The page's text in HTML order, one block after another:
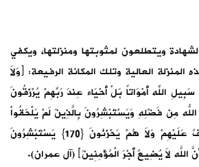
ويتطلعون لمثوبتها ومنزلتها، ويكفي
المنزلة العالية وتلك المكانة الرفيعة: ﴿وَلاَ
اللّهِ أَمْوَاتاً بَلْ أَحْيَاء عِندَ رَبِّهِمْ يُرْزَقُونَ
اللّهُ مِن فَضْلِهِ وَيَسْتَبْشِرُونَ بِالَّذِينَ لَمْ يَلْحَقُواْ
بِهِم مِّنْ خَلْفِهِمْ أَلاَّ خَوْفٌ عَلَيْهِمْ وَلاَ هُمْ يَحْزَنُونَ {170} يَسْتَبْشِرُونَ
لاَ يُضِيعُ أَجْرَ الْمُؤْمِنِينَ﴾ (آل عمران).